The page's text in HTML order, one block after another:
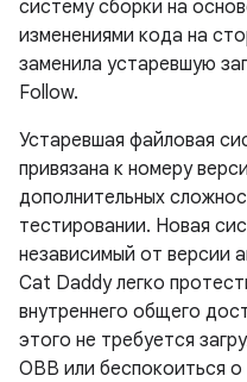
систему сборки на
изменениями кода на
заменила устаревшую
Follow.
Устаревшая файловая
привязана к номеру
дополнительных
тестировании. Новая
независимый от версии
Cat Daddy легко
внутреннего общего
этого не требуется
OBB или беспокоиться